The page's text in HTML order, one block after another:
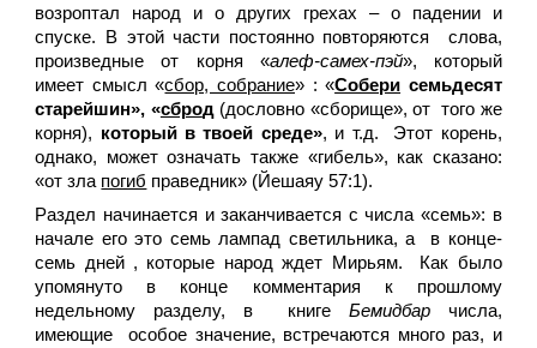
возроптал народ и о других грехах – о падении и
спуске. В этой части постоянно повторяются слова,
произведные от корня «алеф-самех-пэй», который
имеет смысл «сбор, собрание» : «Собери семьдесят
старейшин», «сброд(дословно «сборище», от того же
корня), который в твоей среде», и т.д. Этот корень,
однако, может означать также «гибель», как сказано:
«от зла погиб праведник» (Йешаяу 57:1).
Раздел начинается и заканчивается с числа «семь»: в
начале его это семь лампад светильника, а в конце-
семь дней , которые народ ждет Мирьям. Как было
упомянуто в конце комментария к прошлому
недельному разделу, в книге Бемидбарчисла,
имеющие особое значение, встречаются много раз, и